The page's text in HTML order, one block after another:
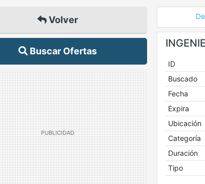
Volver
Buscar Ofertas
ID
Buscado
Fecha
Expira
Ubicación
Categoría
Duración
Tipo